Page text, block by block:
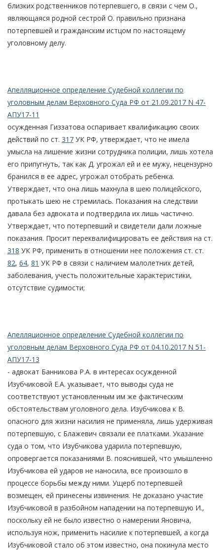
близких родственников потерпевшего, в связи с чем О.,
являющаяся родной сестрой О. правильно признана
потерпевшей и гражданским истцом по настоящему
уголовному делу.
Апелляционное определение Судебной коллегии по
уголовным делам Верховного Суда РФ от 21.09.2017 N 47-
АПУ17-11
осужденная Гиззатова оспаривает квалификацию своих
действий по ст. 317 УК РФ, утверждает, что не имела
умысла на лишение жизни сотрудника полиции, лишь хотела
его припугнуть, так как Д. угрожал ей и ее мужу, нецензурно
бранился в ее адрес, угрожал отобрать ребенка.
Утверждает, что она лишь махнула в шею полицейского,
протыкать шею не стремилась. Показания на следствии
давала без адвоката и подтвердила их лишь частично.
Утверждает, что потерпевший и свидетели дали ложные
показания. Просит переквалифицировать ее действия на ст.
318 УК РФ, применить в отношении нее положения ст. ст.
82, 64, 81 УК РФ в связи с наличием малолетних детей,
заболевания, учесть положительные характеристики,
отсутствие судимости;
Апелляционное определение Судебной коллегии по
уголовным делам Верховного Суда РФ от 04.10.2017 N 51-
АПУ17-13
- адвокат Банникова Р.А. в интересах осужденной
Изубчиковой Е.А. указывает, что выводы суда не
соответствуют установленным им же фактическим
обстоятельствам уголовного дела. Изубчикова к В.
опасного для жизни насилия не применяла, лишь удерживая
потерпевшую, с Блажевич связали ее платками. Указание
суда о том, что Изубчикова ударила потерпевшую,
опровергается показаниями В. пояснившей, что умышленно
Изубчикова ей ударов не наносила, все произошло в
процессе борьбы между ними. Ущерб потерпевшей
возмещен, ей принесены извинения. Не доказано участие
Изубчиковой в разбойном нападении на потерпевшую И.,
поскольку ей не было известно о намерении Яновича,
используя нож, применить насилие к потерпевшей, а когда
Изубчиковой стало об этом известно, она покинула место